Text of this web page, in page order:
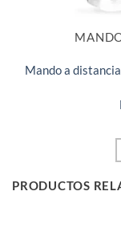
Mando a
PRODUCTOS